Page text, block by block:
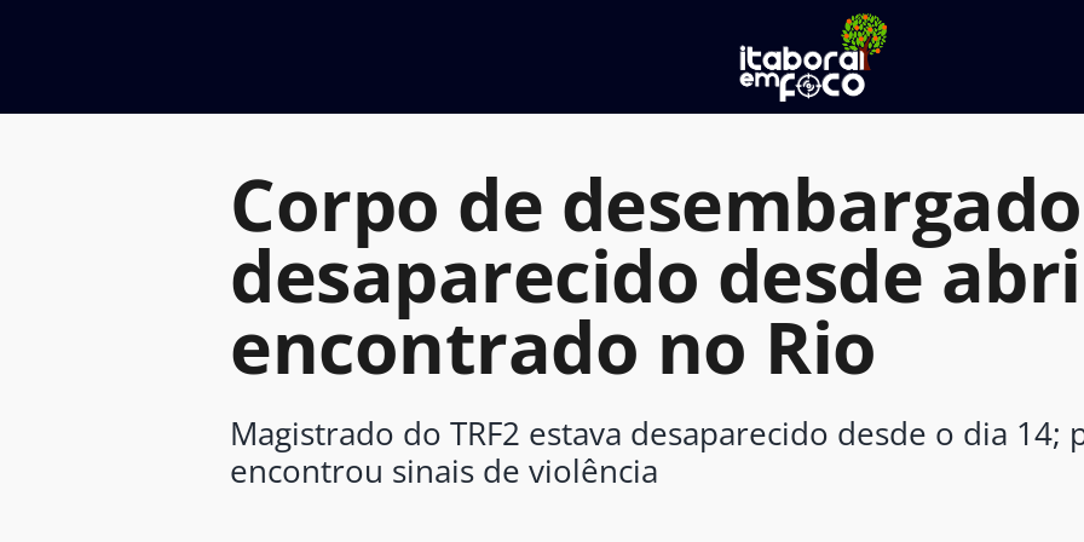
Corpo de
desaparecido desde
encontrado no Rio
Magistrado do TRF2 estava desaparecido desde o dia 14;
encontrou sinais de violência